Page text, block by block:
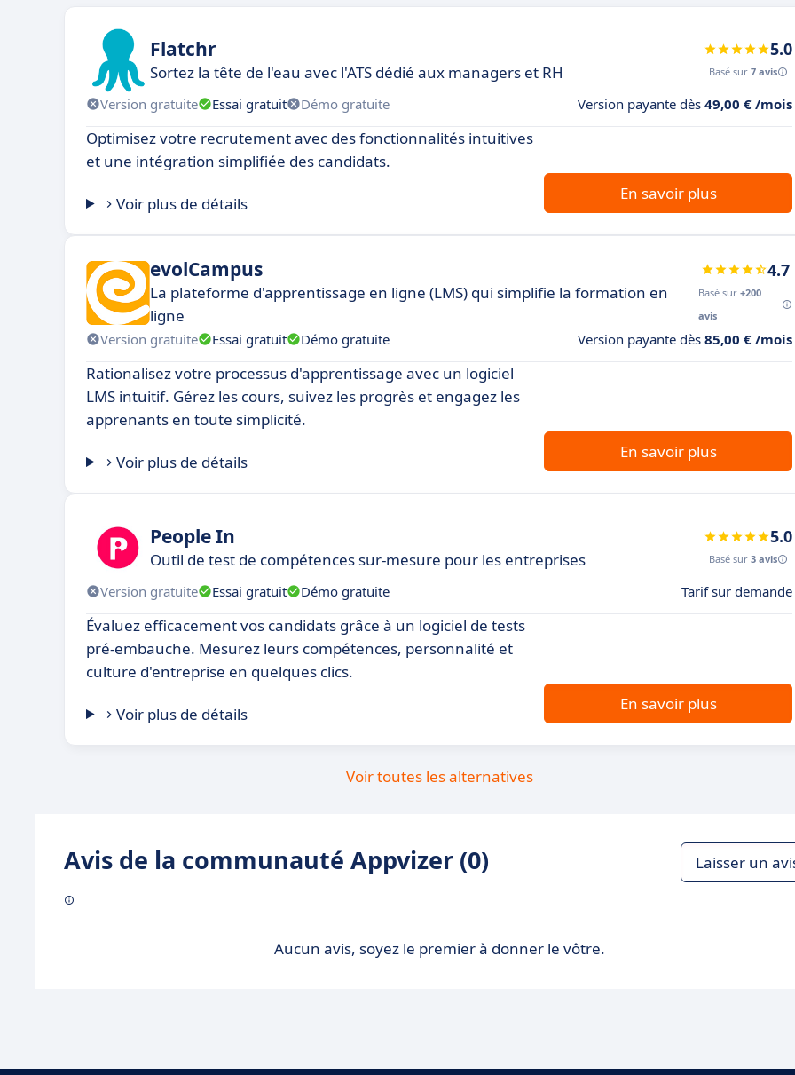
Flatchr
Sortez la tête de l'eau avec l'ATS dédié aux managers et RH
5.0
Basé sur 7 avis
Version gratuite Essai gratuit Démo gratuite Version payante dès 49,00 € /mois
Optimisez votre recrutement avec des fonctionnalités intuitives
et une intégration simplifiée des candidats.
Voir plus de détails
En savoir plus
evolCampus
La plateforme d'apprentissage en ligne (LMS) qui simplifie la formation en
ligne
4.7
Basé sur+200
avis
Version gratuite Essai gratuit Démo gratuite Version payante dès 85,00 € /mois
Rationalisez votre processus d'apprentissage avec un logiciel
LMS intuitif. Gérez les cours, suivez les progrès et engagez les
apprenants en toute simplicité.
Voir plus de détails
En savoir plus
People In
Outil de test de compétences sur-mesure pour les entreprises
5.0
Basé sur 3 avis
Version gratuite Essai gratuit Démo gratuite Tarif sur demande
Évaluez efficacement vos candidats grâce à un logiciel de tests
pré-embauche. Mesurez leurs compétences, personnalité et
culture d'entreprise en quelques clics.
Voir plus de détails
En savoir plus
Voir toutes les alternatives
Avis de la communauté Appvizer (0) Laisser un
Aucun avis, soyez le premier à donner le vôtre.